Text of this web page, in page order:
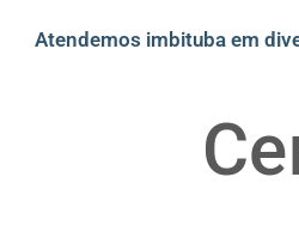
Atendemos imbituba em